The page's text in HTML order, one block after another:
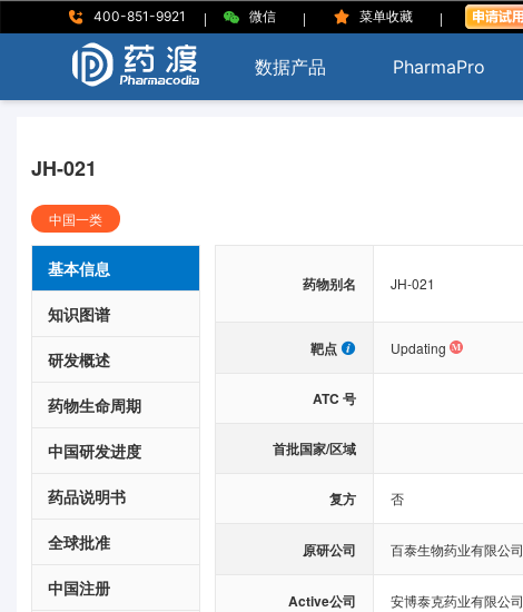
400-851-9921 | 微信 | 菜单收藏 |
数据产品 PharmaPro
JH-021
中国一类
基本信息
知识图谱
研发概述
药物生命周期
中国研发进度
药品说明书
全球批准
中国注册
药物别名 JH-021
靶点 Updating
ATC 号
首批国家/区域
复方 否
原研公司 百泰生物药业有限公司
Active公司 安博泰克药业有限公司